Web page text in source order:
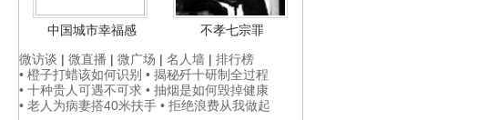
中国城市幸福感
不孝七宗罪
微访谈 | 微直播 | 微广场 | 名人墙 | 排行榜
• 橙子打蜡该如何识别 • 揭秘歼十研制全过程
• 十种贵人可遇不可求 • 抽烟是如何毁掉健康
• 老人为病妻搭40米扶手 • 拒绝浪费从我做起